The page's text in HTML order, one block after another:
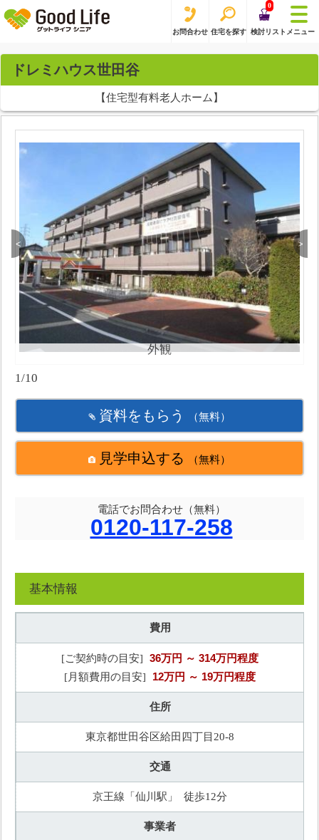
お問合わせ 住宅を探す
0
検討リスト メニュー
ドレミハウス世田谷
【住宅型有料老人ホーム】
<
外観
>
1/10
資料をもらう （無料）
見学申込する （無料）
電話でお問合わせ（無料）
0120-117-258
基本情報
費用
[ご契約時の目安] 36万円 ～ 314万円程度
[月額費用の目安] 12万円 ～ 19万円程度
住所
東京都世田谷区給田四丁目20-8
交通
京王線「仙川駅」 徒歩12分
事業者